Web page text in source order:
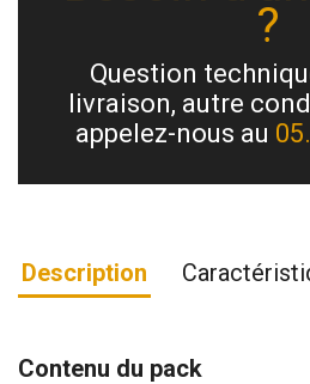
?
Question
livraison, autre
appelez-nous au
Description
Contenu du pack